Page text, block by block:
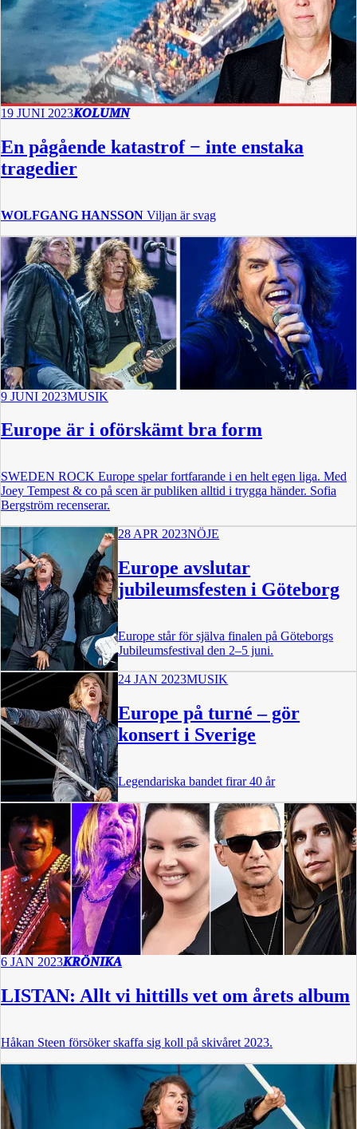
19 JUNI 2023KOLUMN
En pågående katastrof − inte enstaka
tragedier
WOLFGANG HANSSON Viljan är svag
9 JUNI 2023MUSIK
Europe är i oförskämt bra form
SWEDEN ROCK Europe spelar fortfarande i en helt egen liga. Med
Joey Tempest & co på scen är publiken alltid i trygga händer. Sofia
Bergström recenserar.
28 APR 2023NÖJE
Europe avslutar
jubileumsfesten i Göteborg
Europe står för själva finalen på Göteborgs
Jubileumsfestival den 2–5 juni.
24 JAN 2023MUSIK
Europe på turné – gör
konsert i Sverige
Legendariska bandet firar 40 år
6 JAN 2023KRÖNIKA
LISTAN: Allt vi hittills vet om årets album
Håkan Steen försöker skaffa sig koll på skivåret 2023.